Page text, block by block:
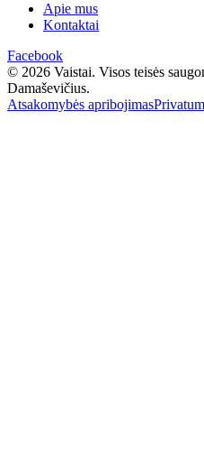
Apie mus
Kontaktai
Facebook
© 2026 Vaistai. Visos teisės
Damaševičius.
Atsakomybės apribojimas